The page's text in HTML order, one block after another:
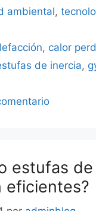
ambiental,
, calor
de inercia,
estufas
eficientes?